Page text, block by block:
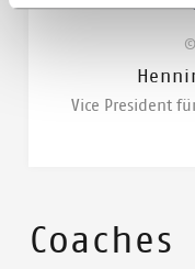
Vice President
Coaches